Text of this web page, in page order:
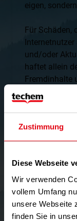
Zustimmung
Diese Webseite
Wir verwenden
vollem Umfang
unsere Webseite
finden Sie in
eigen,
Für Schäden,
und/oder
haftet allein
Fremdinhalte
Internetseite
gerichtete
Annahmen
sollten sich
Aussagen
Risiken und
Faktoren
tatsächlich
den auf